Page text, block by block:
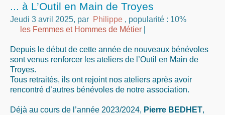
Agenda
Contact
... à L’Outil en Main de Troyes
Jeudi 3 avril 2025, par Philippe , popularité : 10%
les Femmes et Hommes de Métier
Depuis le début de cette année de nouveaux bénévoles
sont venus renforcer les ateliers de l’Outil en Main de
Troyes.
Tous retraités, ils ont rejoint nos ateliers après avoir
rencontré d’autres bénévoles de notre association.
Déjà au cours de l’année 2023/2024, Pierre BEDHET,